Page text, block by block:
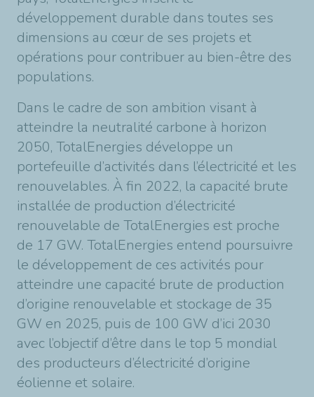
développement durable dans toutes ses
dimensions au cœur de ses projets et
opérations pour contribuer au bien-être des
populations.
Dans le cadre de son ambition visant à
atteindre la neutralité carbone à horizon
2050, TotalEnergies développe un
portefeuille d’activités dans l’électricité et les
renouvelables. À fin 2022, la capacité brute
installée de production d’électricité
renouvelable de TotalEnergies est proche
de 17 GW. TotalEnergies entend poursuivre
le développement de ces activités pour
atteindre une capacité brute de production
d’origine renouvelable et stockage de 35
GW en 2025, puis de 100 GW d’ici 2030
avec l’objectif d’être dans le top 5 mondial
des producteurs d’électricité d’origine
éolienne et solaire.